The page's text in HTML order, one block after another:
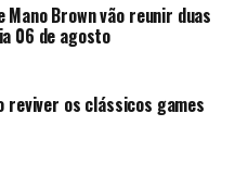
Mano Brown vão reunir duas
06 de agosto
reviver os clássicos games